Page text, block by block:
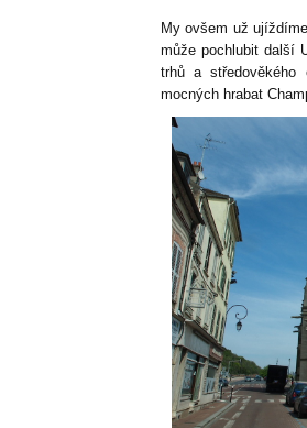
My ovšem už
může pochlubit další
trhů a
mocných hrabat